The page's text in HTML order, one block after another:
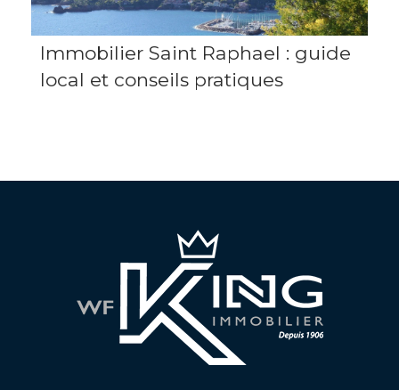
Immobilier Saint Raphael : guide
local et conseils pratiques